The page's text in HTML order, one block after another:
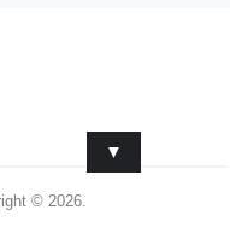
© 2026.
▼